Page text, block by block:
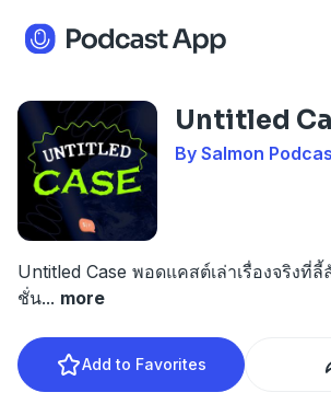
Untitled
By Salmon
Untitled Case พอดแคสต์เล่าเรื่องจริงที่
ชั่น... more
Add to Favorites